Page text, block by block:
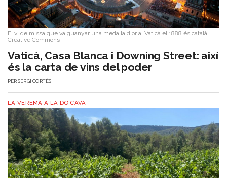
El vi de missa que va guanyar una medalla d'or al Vaticà el 1888 és català. |
Creative Commons
Vaticà, Casa Blanca i Downing Street: així
és la carta de vins del poder
PERSERGI CORTÉS
LA VEREMA A LA DO CAVA